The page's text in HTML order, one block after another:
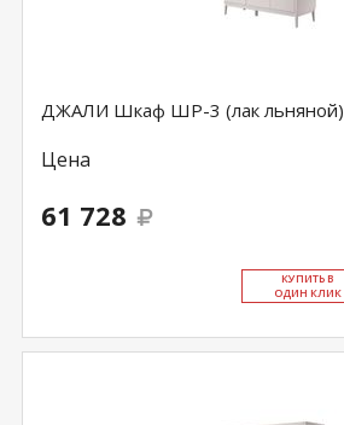
ДЖАЛИ Шкаф ШР-3 (лак льняной)
Цена
61 728
КУ­ПИТЬ В
ОДИН КЛИК